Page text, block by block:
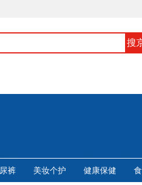
搜
裤 美妆个护 健康保健